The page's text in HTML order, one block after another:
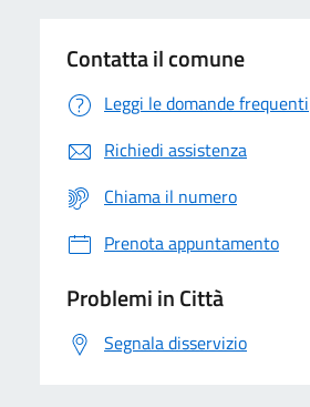
Contatta il comune
Leggi le domande frequenti
Richiedi assistenza
Chiama il numero
Prenota appuntamento
Problemi in Città
Segnala disservizio